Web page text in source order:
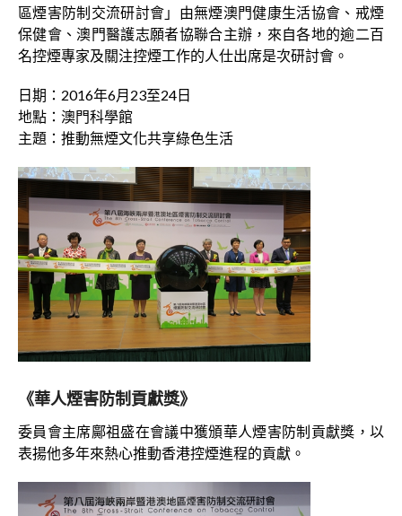
區煙害防制交流研討會」由無煙澳門健康生活協會、戒煙
保健會、澳門醫護志願者協聯合主辦，來自各地的逾二百
名控煙專家及關注控煙工作的人仕出席是次研討會。
日期：2016年6月23至24日
地點：澳門科學館
主題：推動無煙文化共享綠色生活
《華人煙害防制貢獻獎》
委員會主席鄺祖盛在會議中獲頒華人煙害防制貢獻獎，以
表揚他多年來熱心推動香港控煙進程的貢獻。